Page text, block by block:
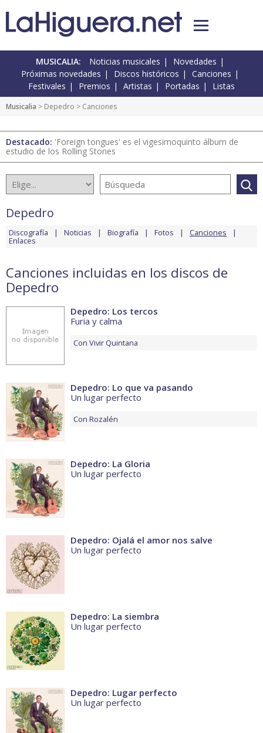
MUSICALIA: Noticias musicales
Novedades
Próximas novedades
Discos históricos
Canciones
Festivales
Premios Artistas Portadas Listas
Musicalia > Depedro > Canciones
Destacado: 'Foreign tongues' es el vigesimoquinto álbum de
estudio de los Rolling Stones
Depedro
Discografía Noticias Biografía Fotos Canciones
Enlaces
Canciones incluidas en los discos de
Depedro
Depedro: Los tercos
Furia y calma
Con Vivir Quintana
Depedro: Lo que va pasando
Un lugar perfecto
Con Rozalén
Depedro: La Gloria
Un lugar perfecto
Depedro: Ojalá el amor nos salve
Un lugar perfecto
Depedro: La siembra
Un lugar perfecto
Depedro: Lugar perfecto
Un lugar perfecto